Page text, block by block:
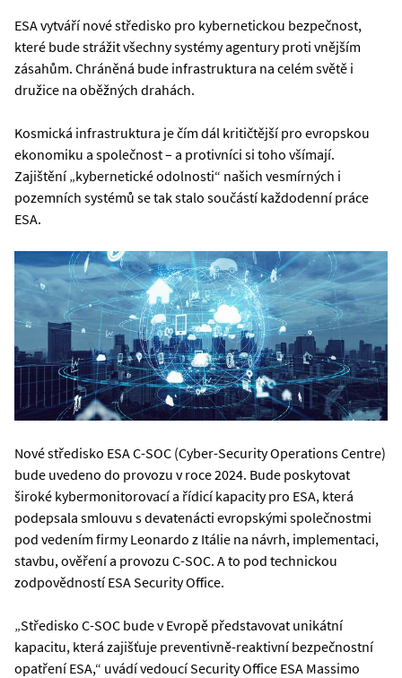
ESA vytváří nové středisko pro kybernetickou bezpečnost,
které bude strážit všechny systémy agentury proti vnějším
zásahům. Chráněná bude infrastruktura na celém světě i
družice na oběžných drahách.
Kosmická infrastruktura je čím dál kritičtější pro evropskou
ekonomiku a společnost – a protivníci si toho všímají.
Zajištění „kybernetické odolnosti“ našich vesmírných i
pozemních systémů se tak stalo součástí každodenní práce
ESA.
Nové středisko ESA C-SOC (Cyber-Security Operations Centre)
bude uvedeno do provozu v roce 2024. Bude poskytovat
široké kybermonitorovací a řídicí kapacity pro ESA, která
podepsala smlouvu s devatenácti evropskými společnostmi
pod vedením firmy Leonardo z Itálie na návrh, implementaci,
stavbu, ověření a provozu C-SOC. A to pod technickou
zodpovědností ESA Security Office.
„Středisko C-SOC bude v Evropě představovat unikátní
kapacitu, která zajišťuje preventivně-reaktivní bezpečnostní
opatření ESA,“ uvádí vedoucí Security Office ESA Massimo